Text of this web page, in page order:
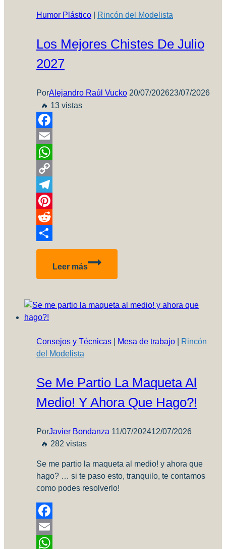
Humor Plástico
Rincón del Modelista
Los Mejores Chistes De Julio
2027
PorAlejandro Raúl Vucko 20/07/202623/07/2026
🔥 13 vistas
Facebook
Email
WhatsApp
Copy
Link
Telegram
Pinterest
Reddit
Compartir
Leer más
Los
Julio
Consejos y Técnicas Mesa de trabajo
Rincón
del Modelista
Se Me Partio La Maqueta Al
Medio! Y Ahora Que Hago?!
PorJavier Bondanza 11/07/202412/07/2026
🔥 282 vistas
Se me partio la maqueta al medio! y ahora que
hago? … si te paso esto, tranquilo, te contamos
como podes resolverlo!
Facebook
Email